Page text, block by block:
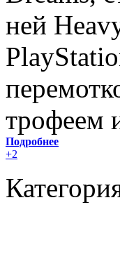
ней
трофеем
Подробнее
+2